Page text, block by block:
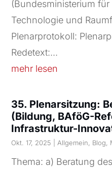
(Bundesministerium
Technologie und
Plenarprotokoll:
Redetext:...
mehr lesen
35. Plenarsitzung:
(Bildung, BAföG-
Infrastruktur-
Okt. 17, 2025 Allgemein, Blog,
Thema: a) Beratung